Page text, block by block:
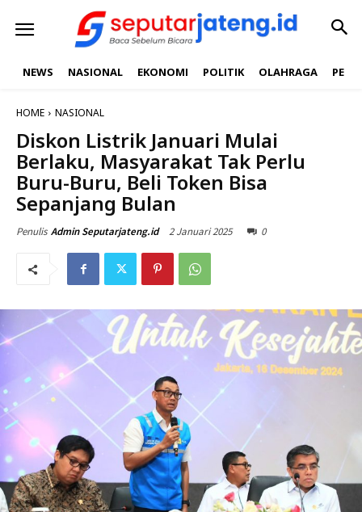
NEWS NASIONAL EKONOMI POLITIK OLAHRAGA
HOME NASIONAL
Diskon Listrik Januari Mulai
Berlaku, Masyarakat Tak Perlu
Buru-Buru, Beli Token Bisa
Sepanjang Bulan
Penulis Admin Seputarjateng.id 2 Januari 2025 0